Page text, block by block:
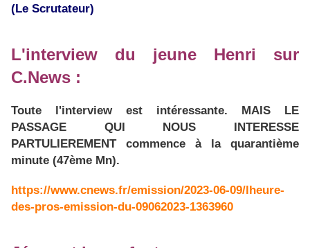
(Le Scrutateur)
L'interview du jeune Henri sur
C.News :
Toute l'interview est intéressante. MAIS LE
PASSAGE QUI NOUS INTERESSE
PARTULIEREMENT commence à la quarantième
minute (47ème Mn).
https://www.cnews.fr/emission/2023-06-09/lheure-
des-pros-emission-du-09062023-1363960